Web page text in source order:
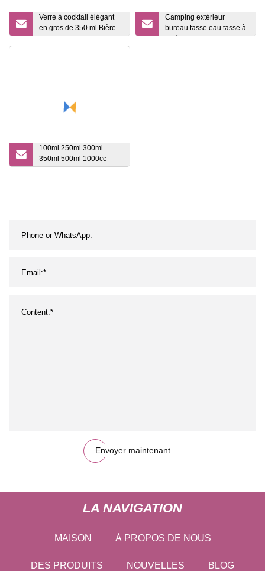
Verre à cocktail élégant
en gros de 350 ml Bière
Vin Whisky Soda Tumbler
Camping extérieur
bureau tasse eau tasse à
café verre acier
100ml 250ml 300ml
350ml 500ml 1000cc
Bouteille en verre pour
Envoyer maintenant
LA NAVIGATION
MAISON À PROPOS DE NOUS
DES PRODUITS NOUVELLES BLOG